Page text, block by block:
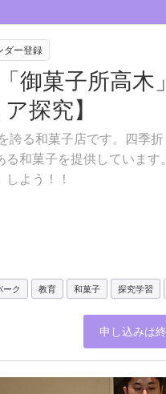
ダー登録
御菓子所高
探究】
誇る和菓子店です。四季
和菓子を提供していま
よう！！
ーク 教育 和菓子 探究学習
申し込みは